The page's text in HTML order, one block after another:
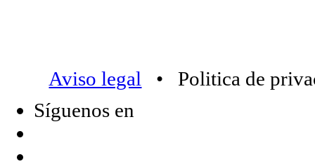
Aviso legal • Politica de
Síguenos en